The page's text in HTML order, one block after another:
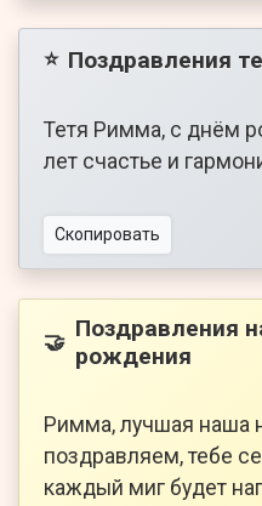
⭐ Поздравления
Тетя Римма, с днём
лет счастье и
Скопировать
🤝 Поздравления
рождения
Римма, лучшая наша
поздравляем, тебе
каждый миг будет